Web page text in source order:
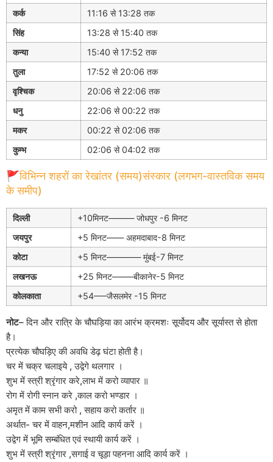
कर्क
11:16 से 13:28 तक
सिंह
13:28 से 15:40 तक
कन्या
15:40 से 17:52 तक
तुला
17:52 से 20:06 तक
वृश्चिक
20:06 से 22:06 तक
धनु
22:06 से 00:22 तक
मकर
00:22 से 02:06 तक
कुम्भ
02:06 से 04:02 तक
🚩विभिन्न शहरों का रेखांतर (समय)संस्कार (लगभग-वास्तविक समय
के समीप)
दिल्ली
+10मिनट——— जोधपुर -6 मिनट
जयपुर
+5 मिनट—— अहमदाबाद-8 मिनट
कोटा
+5 मिनट———— मुंबई-7 मिनट
लखनऊ
+25 मिनट——–बीकानेर-5 मिनट
कोलकाता
+54—–जैसलमेर -15 मिनट
नोट– दिन और रात्रि के चौघड़िया का आरंभ क्रमशः सूर्योदय और सूर्यास्त से होता
है।
प्रत्येक चौघड़िए की अवधि डेढ़ घंटा होती है।
चर में चक्र चलाइये , उद्वेगे थलगार ।
शुभ में स्त्री श्रृंगार करे,लाभ में करो व्यापार ॥
रोग में रोगी स्नान करे ,काल करो भण्डार ।
अमृत में काम सभी करो , सहाय करो कर्तार ॥
अर्थात- चर में वाहन,मशीन आदि कार्य करें ।
उद्वेग में भूमि सम्बंधित एवं स्थायी कार्य करें ।
शुभ में स्त्री श्रृंगार ,सगाई व चूड़ा पहनना आदि कार्य करें ।